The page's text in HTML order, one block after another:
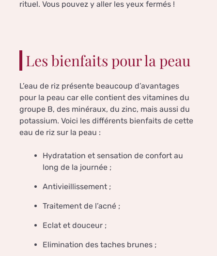
rituel. Vous pouvez y aller les yeux fermés !
Les bienfaits pour la peau
L’eau de riz présente beaucoup d’avantages
pour la peau car elle contient des vitamines du
groupe B, des minéraux, du zinc, mais aussi du
potassium. Voici les différents bienfaits de cette
eau de riz sur la peau :
Hydratation et sensation de confort au
long de la journée ;
Antivieillissement ;
Traitement de l’acné ;
Eclat et douceur ;
Elimination des taches brunes ;